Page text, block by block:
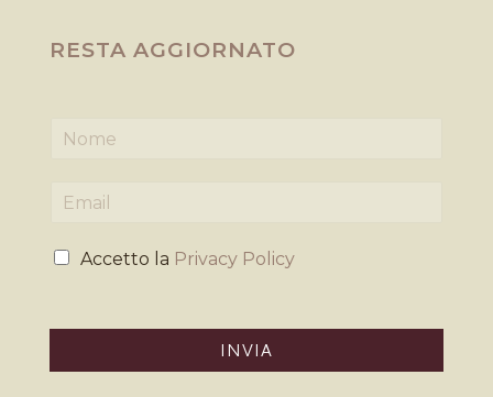
RESTA AGGIORNATO
m
iP
Accetto la Privacy Policy
INVIA